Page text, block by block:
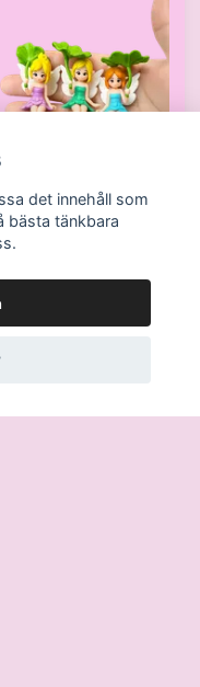
det innehåll som
bästa tänkbara